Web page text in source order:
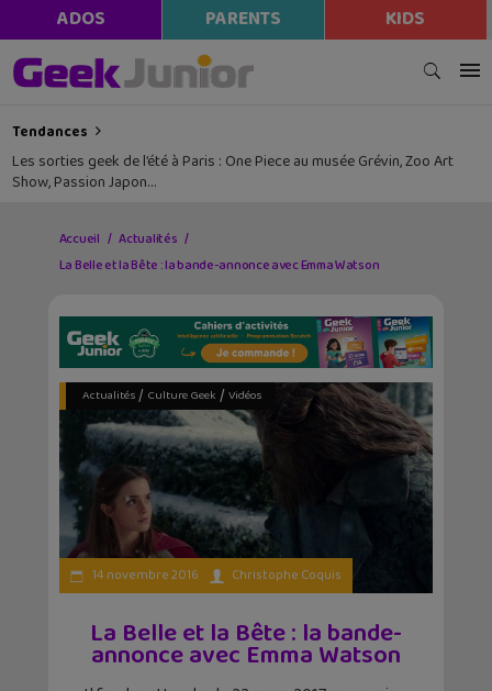
ADOS PARENTS KIDS
Tendances
Les sorties geek de l’été à Paris : One Piece au musée Grévin, Zoo Art
Show, Passion Japon…
Accueil
Actualités
La Belle et la Bête : la bande-annonce avec Emma Watson
Actualités/ Culture Geek / Vidéos
14 novembre 2016 Christophe Coquis
La Belle et la Bête : la bande-
annonce avec Emma Watson